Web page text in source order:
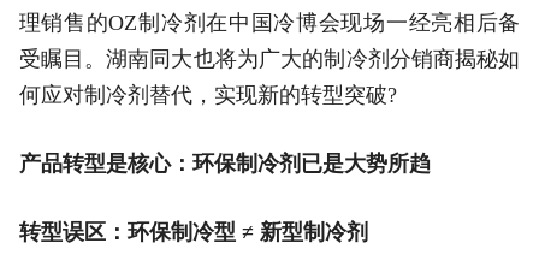
理销售的OZ制冷剂在中国冷博会现场一经亮相后备
受瞩目。湖南同大也将为广大的制冷剂分销商揭秘如
何应对制冷剂替代，实现新的转型突破?
产品转型是核心：环保制冷剂已是大势所趋
转型误区：环保制冷型 ≠ 新型制冷剂